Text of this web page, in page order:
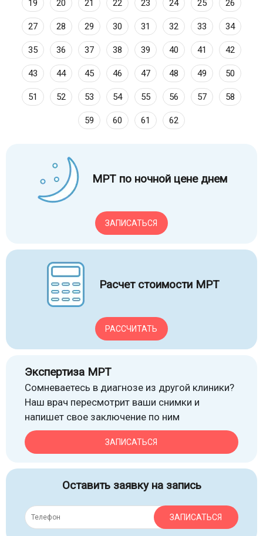
МРТ по ночной цене днем
ЗАПИСАТЬСЯ
Расчет стоимости МРТ
РАССЧИТАТЬ
Экспертиза МРТ
Сомневаетесь в диагнозе из другой клиники?
Наш врач пересмотрит ваши снимки и
напишет свое заключение по ним
ЗАПИСАТЬСЯ
Оставить заявку на запись
ЗАПИСАТЬСЯ
19 20 21 22 23 24 25 26
27 28 29 30 31 32 33 34
35 36 37 38 39 40 41 42
43 44 45 46 47 48 49 50
51 52 53 54 55 56 57 58
59 60 61 62